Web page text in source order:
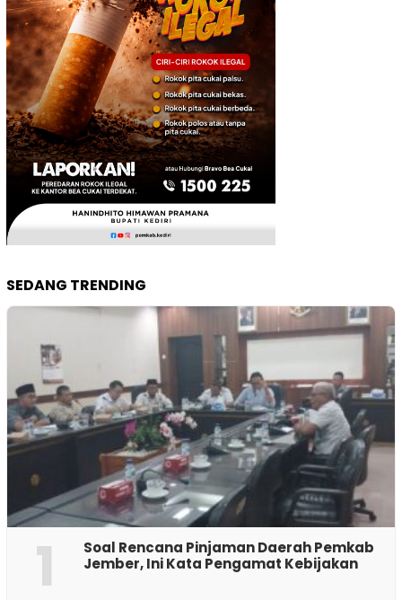
SEDANG TRENDING
1
‎Soal Rencana Pinjaman Daerah Pemkab
Jember, Ini Kata Pengamat Kebijakan ‎